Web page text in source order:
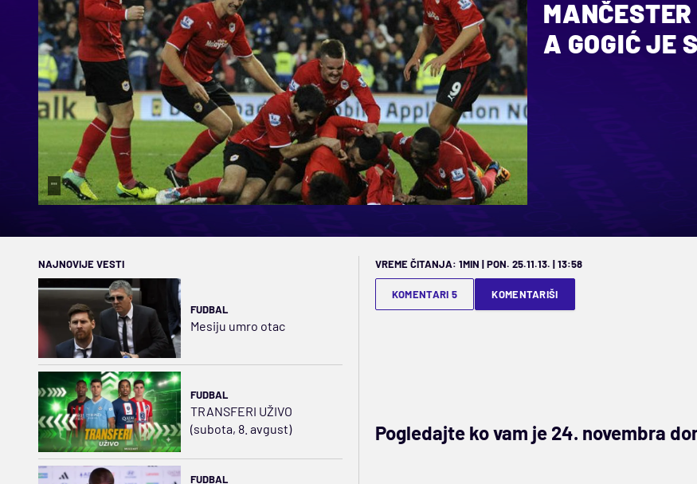
""
A GOGIĆ JE
NAJNOVIJE VESTI
FUDBAL
Mesiju umro otac
FUDBAL
TRANSFERI UŽIVO
(subota, 8. avgust)
FUDBAL
VREME ČITANJA: 1MIN | PON. 25.11.13. | 13:58
KOMENTARI 5 KOMENTARIŠI
Pogledajte ko vam je 24. novembra